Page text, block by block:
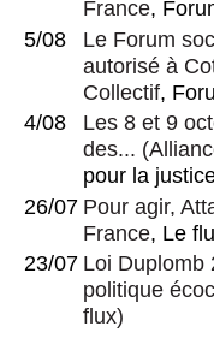
France,
5/08
Le Forum
autorisé à
Collectif,
4/08
Les 8 et 9
des... (
pour la
26/07 Pour agir,
France, Le
23/07 Loi Duplomb
politique
flux)